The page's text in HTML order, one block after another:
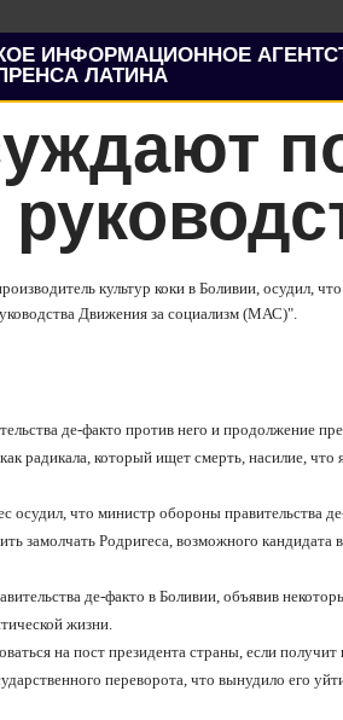
ИНФОРМАЦИОННОЕ
ЛАТИНА
культур коки в Боливии, осудил, что
Движения за социализм (МАС)".
де-факто против него и продолжение
радикала, который ищет смерть, насилие, что
что министр обороны правительства
замолчать Родригеса, возможного кандидата
де-факто в Боливии, объявив
жизни.
на пост президента страны, если
переворота, что вынудило его